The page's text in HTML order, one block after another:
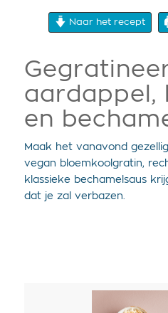
Naar het recept
aardappel,
en
Maak het vanavond
vegan bloemkoolgratin,
klassieke bechamelsaus
dat je zal verbazen.